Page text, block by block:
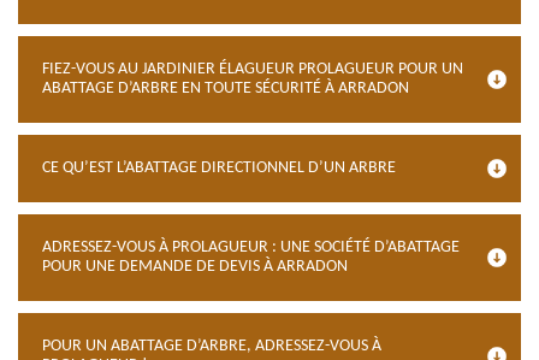
FIEZ-VOUS AU JARDINIER ÉLAGUEUR PROLAGUEUR POUR UN
ABATTAGE D’ARBRE EN TOUTE SÉCURITÉ À ARRADON
CE QU’EST L’ABATTAGE DIRECTIONNEL D’UN ARBRE
ADRESSEZ-VOUS À PROLAGUEUR : UNE SOCIÉTÉ D’ABATTAGE
POUR UNE DEMANDE DE DEVIS À ARRADON
POUR UN ABATTAGE D’ARBRE, ADRESSEZ-VOUS À